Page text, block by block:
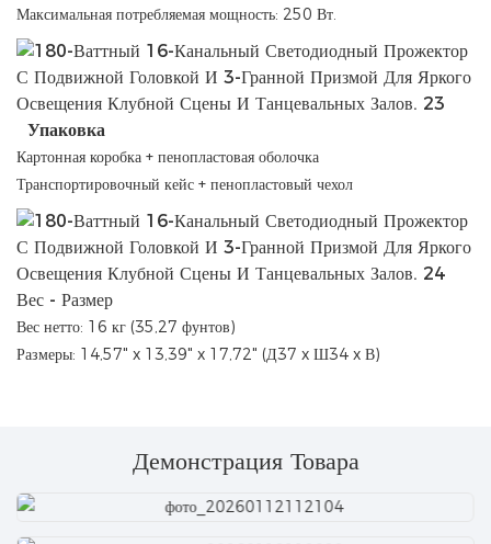
Максимальная потребляемая мощность: 250 Вт.
Упаковка
Картонная коробка + пенопластовая оболочка
Транспортировочный кейс + пенопластовый чехол
Вес - Размер
Вес нетто: 16 кг (35,27 фунтов)
Размеры: 14,57" x 13,39" x 17,72" (Д37 x Ш34 x В)
Демонстрация Товара